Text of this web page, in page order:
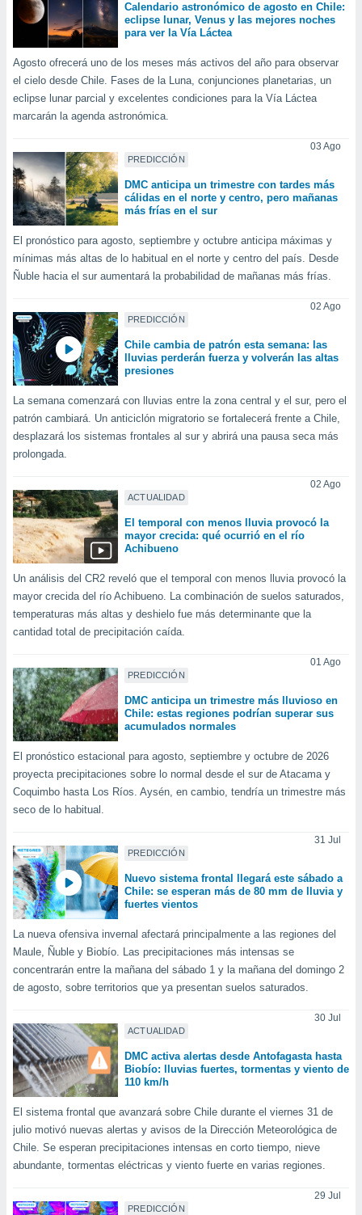
cookies
aceptar
de
En
de que
sean
el sitio
ni para
o
aunque
Puedes
acceder a
únicos
similares
como
este sitio
IP
de
posible
traten tus
en
su
u
datos
momento
en
en
de
un
o acceder
datos
perfiles
Calendario astronómico de agosto en Chile:
eclipse lunar, Venus y las mejores noches
para ver la Vía Láctea
Agosto ofrecerá uno de los meses más activos del año para observar
el cielo desde Chile. Fases de la Luna, conjunciones planetarias, un
eclipse lunar parcial y excelentes condiciones para la Vía Láctea
marcarán la agenda astronómica.
PREDICCIÓN
03 Ago
DMC anticipa un trimestre con tardes más
cálidas en el norte y centro, pero mañanas
más frías en el sur
El pronóstico para agosto, septiembre y octubre anticipa máximas y
mínimas más altas de lo habitual en el norte y centro del país. Desde
Ñuble hacia el sur aumentará la probabilidad de mañanas más frías.
PREDICCIÓN
02 Ago
Chile cambia de patrón esta semana: las
lluvias perderán fuerza y volverán las altas
presiones
La semana comenzará con lluvias entre la zona central y el sur, pero el
patrón cambiará. Un anticiclón migratorio se fortalecerá frente a Chile,
desplazará los sistemas frontales al sur y abrirá una pausa seca más
prolongada.
ACTUALIDAD
02 Ago
El temporal con menos lluvia provocó la
mayor crecida: qué ocurrió en el río
Achibueno
Un análisis del CR2 reveló que el temporal con menos lluvia provocó la
mayor crecida del río Achibueno. La combinación de suelos saturados,
temperaturas más altas y deshielo fue más determinante que la
cantidad total de precipitación caída.
PREDICCIÓN
01 Ago
DMC anticipa un trimestre más lluvioso en
Chile: estas regiones podrían superar sus
acumulados normales
El pronóstico estacional para agosto, septiembre y octubre de 2026
proyecta precipitaciones sobre lo normal desde el sur de Atacama y
Coquimbo hasta Los Ríos. Aysén, en cambio, tendría un trimestre más
seco de lo habitual.
PREDICCIÓN
31 Jul
Nuevo sistema frontal llegará este sábado a
Chile: se esperan más de 80 mm de lluvia y
fuertes vientos
La nueva ofensiva invernal afectará principalmente a las regiones del
Maule, Ñuble y Biobío. Las precipitaciones más intensas se
concentrarán entre la mañana del sábado 1 y la mañana del domingo 2
de agosto, sobre territorios que ya presentan suelos saturados.
ACTUALIDAD
30 Jul
DMC activa alertas desde Antofagasta hasta
Biobío: lluvias fuertes, tormentas y viento de
110 km/h
El sistema frontal que avanzará sobre Chile durante el viernes 31 de
julio motivó nuevas alertas y avisos de la Dirección Meteorológica de
Chile. Se esperan precipitaciones intensas en corto tiempo, nieve
abundante, tormentas eléctricas y viento fuerte en varias regiones.
PREDICCIÓN
29 Jul